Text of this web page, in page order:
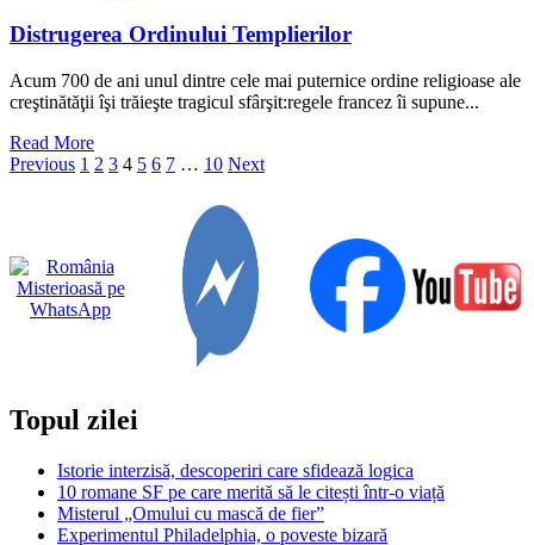
Distrugerea Ordinului Templierilor
Acum 700 de ani unul dintre cele mai puternice ordine religioase ale
creştinătăţii îşi trăieşte tragicul sfârşit:regele francez îi supune...
Read MoreRead
more
Paginație
Previous 1 2 3 4 5 6 7 … 10 Next
Topul zilei
Istorie interzisă, descoperiri care sfidează logica
10 romane SF pe care merită să le citești într-o viață
Misterul „Omului cu mască de fier”
Experimentul Philadelphia, o poveste bizară